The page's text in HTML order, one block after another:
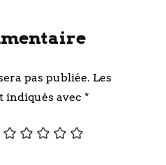
pas publiée. Les
indiqués avec *